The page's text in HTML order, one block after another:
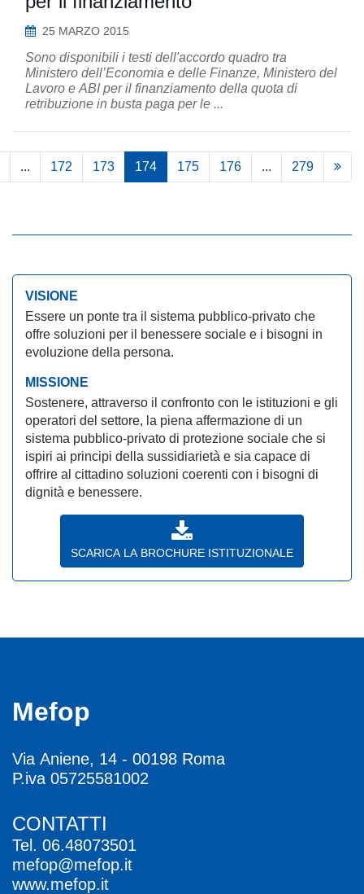
25 MARZO 2015
Sono disponibili i testi dell'accordo quadro tra
Ministero dell’Economia e delle Finanze, Ministero del
Lavoro e ABI per il finanziamento della quota di
retribuzione in busta paga per le ...
... 172 173 174 175 176 ... 279
VISIONE
Essere un ponte tra il sistema pubblico-privato che
offre soluzioni per il benessere sociale e i bisogni in
evoluzione della persona.
MISSIONE
Sostenere, attraverso il confronto con le istituzioni e gli
operatori del settore, la piena affermazione di un
sistema pubblico-privato di protezione sociale che si
ispiri ai principi della sussidiarietà e sia capace di
offrire al cittadino soluzioni coerenti con i bisogni di
dignità e benessere.
SCARICA LA BROCHURE ISTITUZIONALE
Mefop
Via Aniene, 14 - 00198 Roma
P.iva 05725581002
CONTATTI
Tel. 06.48073501
mefop@mefop.it
www.mefop.it